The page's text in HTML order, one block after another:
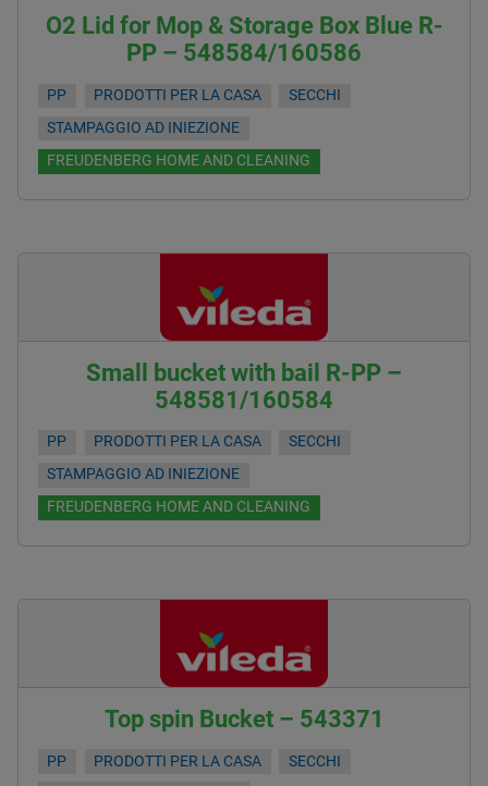
O2 Lid for Mop & Storage Box Blue R-
PP – 548584/160586
PP PRODOTTI PER LA CASA
SECCHI
STAMPAGGIO AD INIEZIONE
FREUDENBERG HOME AND CLEANING
Small bucket with bail R-PP –
548581/160584
PP PRODOTTI PER LA CASA
SECCHI
STAMPAGGIO AD INIEZIONE
FREUDENBERG HOME AND CLEANING
Top spin Bucket – 543371
PP PRODOTTI PER LA CASA
SECCHI